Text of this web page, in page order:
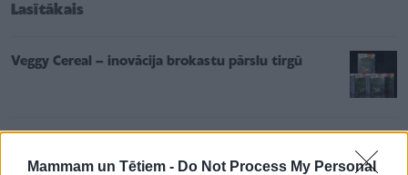
Mammam un Tētiem - Do Not Process My Personal
Lasītākais
Veggy Cereal – inovācija brokastu pārslu tirgū
bērniem - mazēdājiem